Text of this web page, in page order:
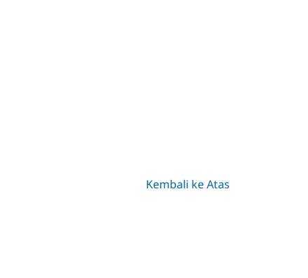
Kembali ke Atas